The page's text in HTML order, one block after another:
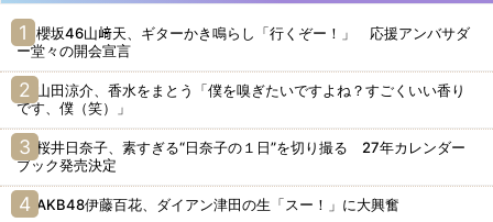
櫻坂46山﨑天、ギターかき鳴らし「行くぞー！」 応援アンバサダ
ー堂々の開会宣言
山田涼介、香水をまとう「僕を嗅ぎたいですよね？すごくいい香り
です、僕（笑）」
桜井日奈子、素すぎる“日奈子の１日”を切り撮る 27年カレンダー
ブック発売決定
AKB48伊藤百花、ダイアン津田の生「スー！」に大興奮